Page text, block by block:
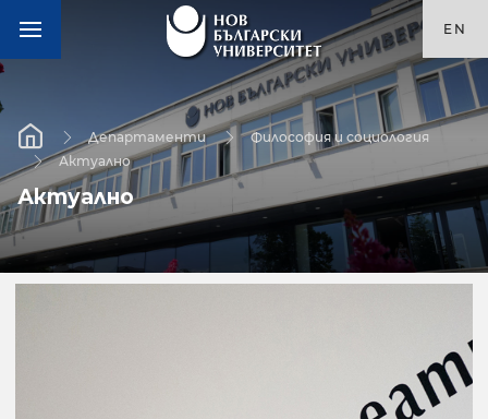
EN
Департаменти
Философия и социология
Актуално
Актуално